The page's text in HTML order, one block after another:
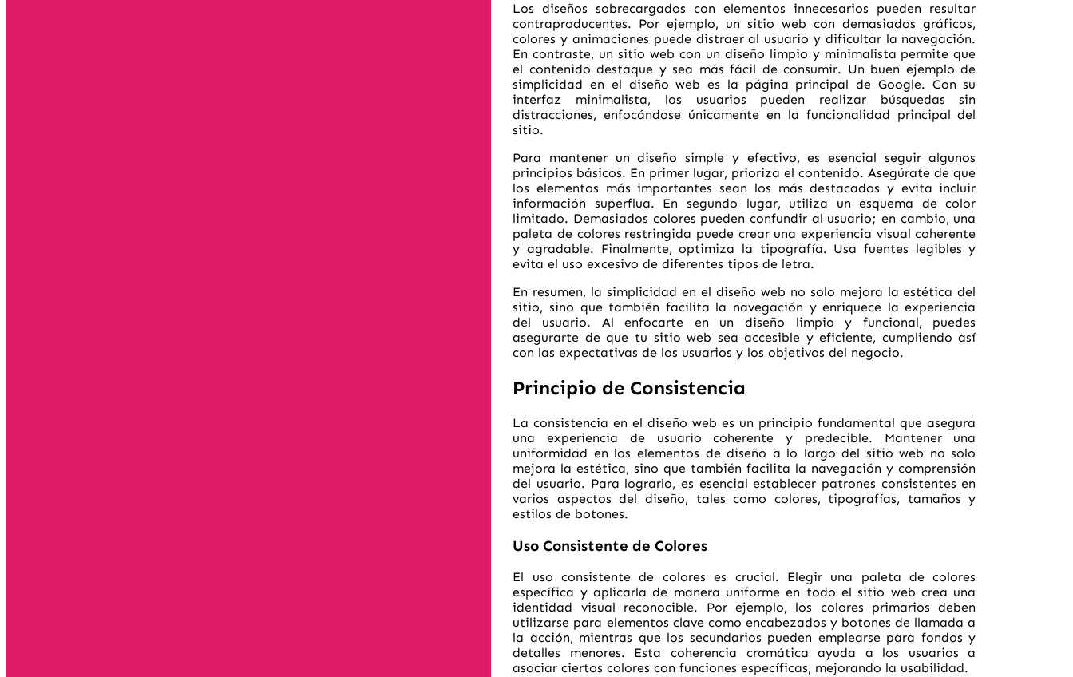
Los diseños sobrecargados con elementos innecesarios pueden resultar
contraproducentes. Por ejemplo, un sitio web con demasiados gráficos,
colores y animaciones puede distraer al usuario y dificultar la navegación.
En contraste, un sitio web con un diseño limpio y minimalista permite que
el contenido destaque y sea más fácil de consumir. Un buen ejemplo de
simplicidad en el diseño web es la página principal de Google. Con su
interfaz minimalista, los usuarios pueden realizar búsquedas sin
distracciones, enfocándose únicamente en la funcionalidad principal del
sitio.
Para mantener un diseño simple y efectivo, es esencial seguir algunos
principios básicos. En primer lugar, prioriza el contenido. Asegúrate de que
los elementos más importantes sean los más destacados y evita incluir
información superflua. En segundo lugar, utiliza un esquema de color
limitado. Demasiados colores pueden confundir al usuario; en cambio, una
paleta de colores restringida puede crear una experiencia visual coherente
y agradable. Finalmente, optimiza la tipografía. Usa fuentes legibles y
evita el uso excesivo de diferentes tipos de letra.
En resumen, la simplicidad en el diseño web no solo mejora la estética del
sitio, sino que también facilita la navegación y enriquece la experiencia
del usuario. Al enfocarte en un diseño limpio y funcional, puedes
asegurarte de que tu sitio web sea accesible y eficiente, cumpliendo así
con las expectativas de los usuarios y los objetivos del negocio.
Principio de Consistencia
La consistencia en el diseño web es un principio fundamental que asegura
una experiencia de usuario coherente y predecible. Mantener una
uniformidad en los elementos de diseño a lo largo del sitio web no solo
mejora la estética, sino que también facilita la navegación y comprensión
del usuario. Para lograrlo, es esencial establecer patrones consistentes en
varios aspectos del diseño, tales como colores, tipografías, tamaños y
estilos de botones.
Uso Consistente de Colores
El uso consistente de colores es crucial. Elegir una paleta de colores
específica y aplicarla de manera uniforme en todo el sitio web crea una
identidad visual reconocible. Por ejemplo, los colores primarios deben
utilizarse para elementos clave como encabezados y botones de llamada a
la acción, mientras que los secundarios pueden emplearse para fondos y
detalles menores. Esta coherencia cromática ayuda a los usuarios a
asociar ciertos colores con funciones específicas, mejorando la usabilidad.